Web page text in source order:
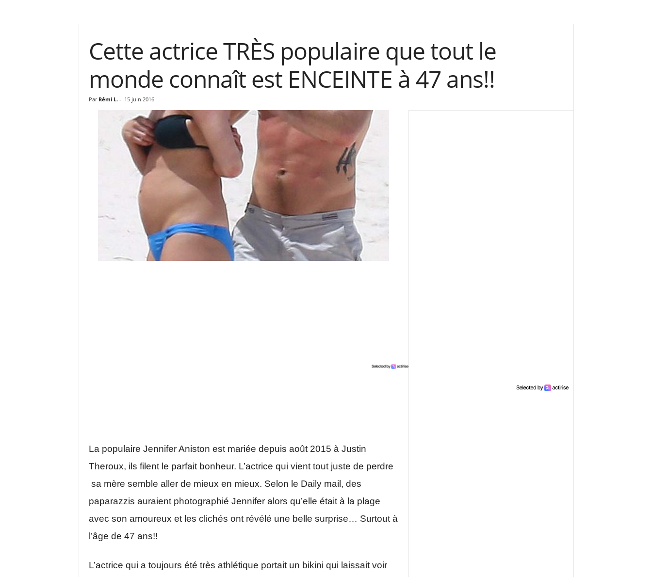
Cette actrice TRÈS populaire que tout le
monde connaît est ENCEINTE à 47 ans!!
Par Rémi L.- 15 juin 2016
La populaire Jennifer Aniston est mariée depuis août 2015 à Justin
Theroux, ils filent le parfait bonheur. L’actrice qui vient tout juste de perdre
sa mère semble aller de mieux en mieux. Selon le Daily mail, des
paparazzis auraient photographié Jennifer alors qu’elle était à la plage
avec son amoureux et les clichés ont révélé une belle surprise… Surtout à
l’âge de 47 ans!!
L’actrice qui a toujours été très athlétique portait un bikini qui laissait voir